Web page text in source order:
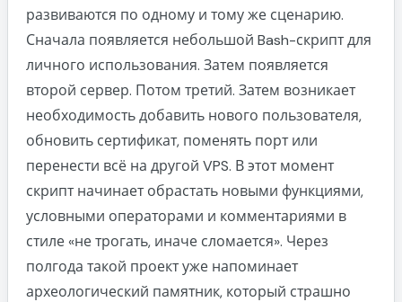
развиваются по одному и тому же сценарию.
Сначала появляется небольшой Bash-скрипт для
личного использования. Затем появляется
второй сервер. Потом третий. Затем возникает
необходимость добавить нового пользователя,
обновить сертификат, поменять порт или
перенести всё на другой VPS. В этот момент
скрипт начинает обрастать новыми функциями,
условными операторами и комментариями в
стиле «не трогать, иначе сломается». Через
полгода такой проект уже напоминает
археологический памятник, который страшно